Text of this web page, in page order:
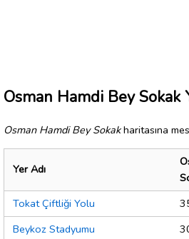
Osman Hamdi Bey Sokak
Osman Hamdi Bey Sokakharitasına
Yer Adı
Tokat Çiftliği Yolu
Beykoz Stadyumu